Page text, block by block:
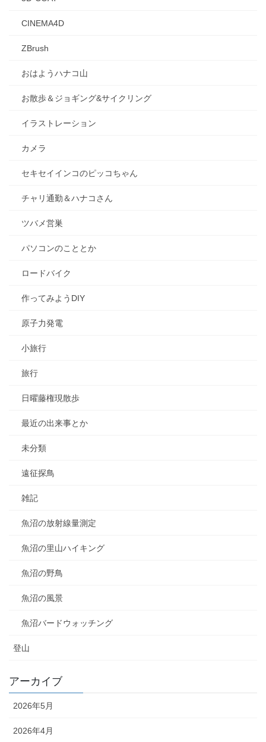
CINEMA4D
ZBrush
おはようハナコ山
お散歩＆ジョギング&サイクリング
イラストレーション
カメラ
セキセイインコのピッコちゃん
チャリ通勤＆ハナコさん
ツバメ営巣
パソコンのこととか
ロードバイク
作ってみようDIY
原子力発電
小旅行
旅行
日曜藤権現散歩
最近の出来事とか
未分類
遠征探鳥
雑記
魚沼の放射線量測定
魚沼の里山ハイキング
魚沼の野鳥
魚沼の風景
魚沼バードウォッチング
登山
アーカイブ
2026年5月
2026年4月